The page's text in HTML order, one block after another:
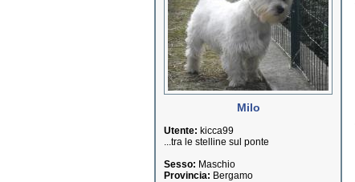
Milo
Utente: kicca99
...tra le stelline sul ponte
Sesso: Maschio
Provincia: Bergamo